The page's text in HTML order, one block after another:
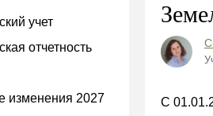
учет
отчетность
изменения 2027
С